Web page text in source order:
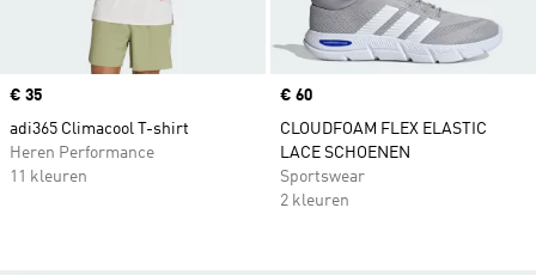
Price
€ 35
adi365 Climacool T-shirt
Heren Performance
11 kleuren
Price
€ 60
CLOUDFOAM FLEX ELASTIC
LACE SCHOENEN
Sportswear
2 kleuren